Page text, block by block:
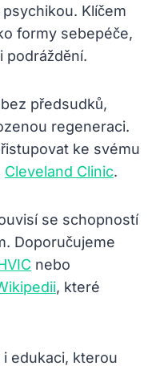
Klíčem
formy sebepéče,
podráždění.
předsudků,
regeneraci.
ke svému
Cleveland Clinic.
se schopností
Doporučujeme
nebo
, které
edukaci, kterou